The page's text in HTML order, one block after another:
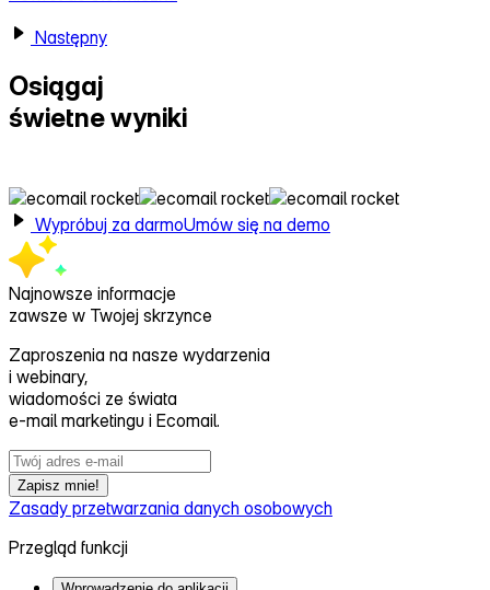
Następny
Osiągaj
świetne wyniki
Wypróbuj za darmoUmów się na demo
Najnowsze informacje
zawsze w Twojej skrzynce
Zaproszenia na nasze wydarzenia
i webinary,
wiadomości ze świata
e‑mail marketingu i Ecomail.
Zapisz mnie!
Zasady przetwarzania danych osobowych
Przegląd funkcji